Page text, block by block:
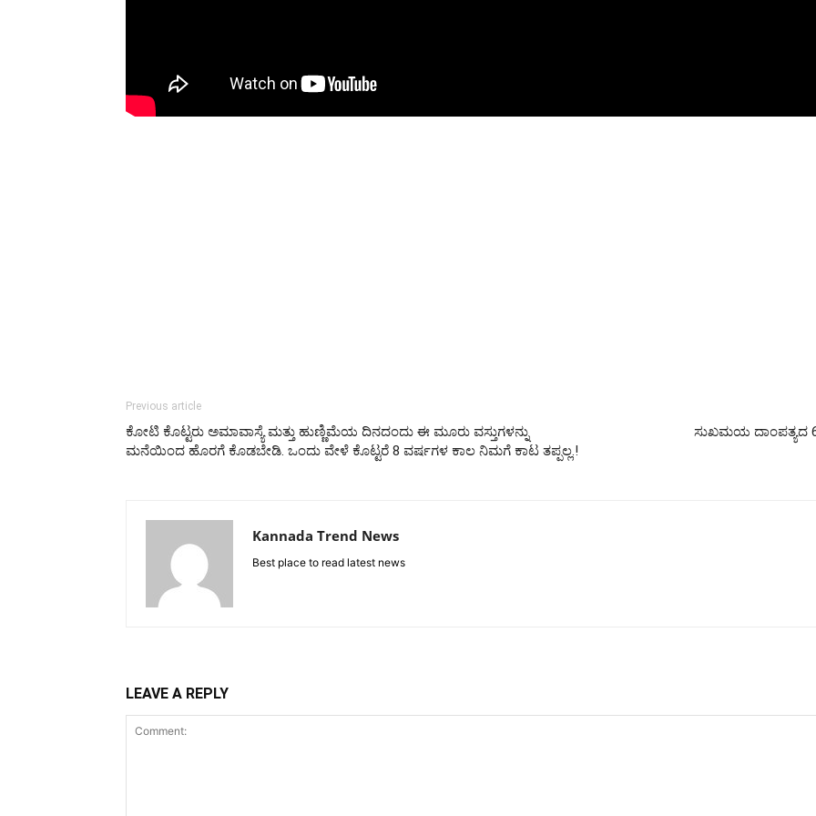
Previous article
ಕೋಟಿ ಕೊಟ್ಟರು ಅಮಾವಾಸ್ಯೆ ಮತ್ತು ಹುಣ್ಣಿಮೆಯ ದಿನದಂದು ಈ ಮೂರು ವಸ್ತುಗಳನ್ನು
ಮನೆಯಿಂದ ಹೊರಗೆ ಕೊಡಬೇಡಿ. ಒಂದು ವೇಳೆ ಕೊಟ್ಟರೆ 8 ವರ್ಷಗಳ ಕಾಲ ನಿಮಗೆ ಕಾಟ ತಪ್ಪಲ್ಲ.!
ಸುಖಮಯ ದಾಂಪತ್ಯದ 6
Kannada Trend News
Best place to read latest news
LEAVE A REPLY